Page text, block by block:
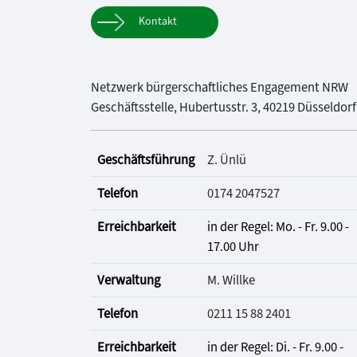
Kontakt
Netzwerk bürgerschaftliches Engagement NRW
Geschäftsstelle, Hubertusstr. 3, 40219 Düsseldorf
Geschäftsführung
Z. Ünlü
Telefon
0174 2047527
Erreichbarkeit
in der Regel: Mo. - Fr. 9.00 -
17.00 Uhr
Verwaltung
M. Willke
Telefon
0211 15 88 2401
Erreichbarkeit
in der Regel: Di. - Fr. 9.00 -